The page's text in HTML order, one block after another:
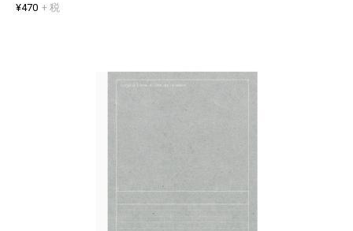
¥470 + 税